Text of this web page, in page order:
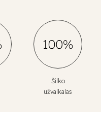
Šilko
užvalkalas